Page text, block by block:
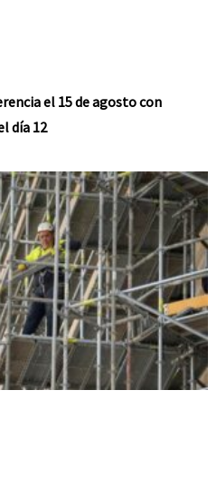
el 15 de agosto con
día 12